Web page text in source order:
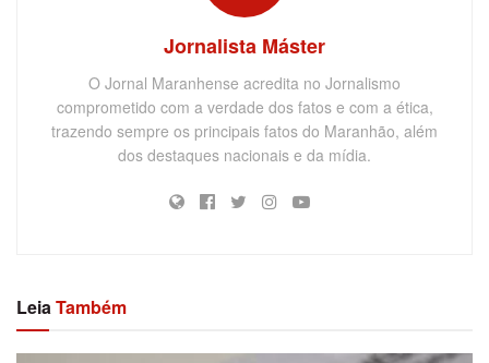
Jornalista Máster
O Jornal Maranhense acredita no Jornalismo
comprometido com a verdade dos fatos e com a ética,
trazendo sempre os principais fatos do Maranhão, além
dos destaques nacionais e da mídia.
LeiaTambém